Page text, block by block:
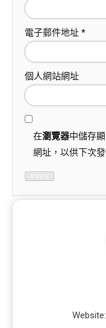
電子郵件地址 *
個人網站網址
在瀏覽器中儲存
網址，以供下次
Website: